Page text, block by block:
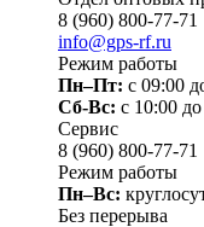
8 (960) 800-77-71
info@gps-rf.ru
Режим работы
Пн–Пт: с 09:00
Сб-Вс: c 10:00
Сервис
8 (960) 800-77-71
Режим работы
Пн–Вс:
Без перерыва